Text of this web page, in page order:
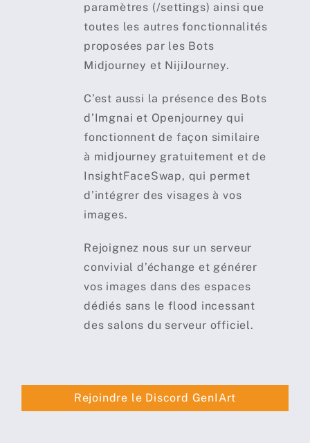
paramètres (/settings) ainsi que
toutes les autres fonctionnalités
proposées par les Bots
Midjourney et NijiJourney.
C’est aussi la présence des Bots
d’Imgnai et Openjourney qui
fonctionnent de façon similaire
à midjourney gratuitement et de
InsightFaceSwap, qui permet
d’intégrer des visages à vos
images.
Rejoignez nous sur un serveur
convivial d’échange et générer
vos images dans des espaces
dédiés sans le flood incessant
des salons du serveur officiel.
Rejoindre le Discord GenIArt